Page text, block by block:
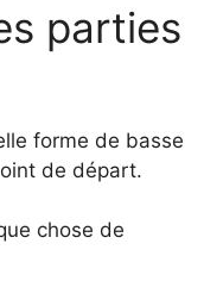
parties
forme de basse
de départ.
chose de